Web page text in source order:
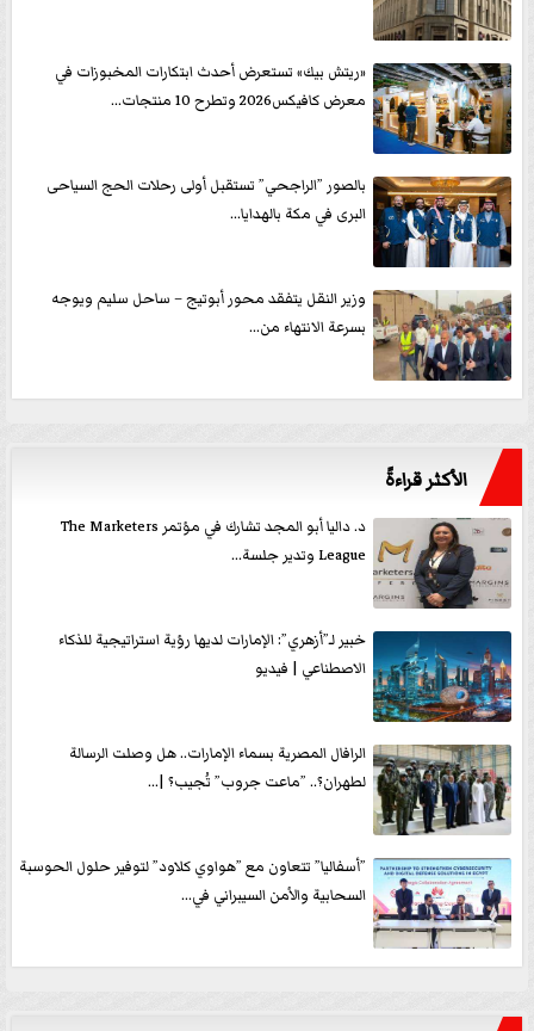
«ريتش بيك» تستعرض أحدث ابتكارات المخبوزات في
معرض كافيكس2026 وتطرح 10 منتجات...
بالصور ”الراجحي” تستقبل أولى رحلات الحج السياحى
البرى في مكة بالهدايا...
وزير النقل يتفقد محور أبوتيج – ساحل سليم ويوجه
بسرعة الانتهاء من...
الأكثر قراءةً
د. داليا أبو المجد تشارك في مؤتمر The Marketers
League وتدير جلسة...
خبير لـ”أزهري”: الإمارات لديها رؤية استراتيجية للذكاء
الاصطناعي | فيديو
الرافال المصرية بسماء الإمارات.. هل وصلت الرسالة
لطهران؟.. ”ماعت جروب” تُجيب؟ |...
”أسفاليا” تتعاون مع ”هواوي كلاود” لتوفير حلول الحوسبة
السحابية والأمن السيبراني في...